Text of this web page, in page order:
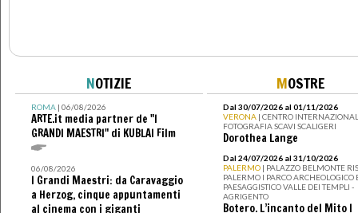
NOTIZIE
ROMA| 06/08/2026
ARTE.it media partner de "I
GRANDI MAESTRI" di KUBLAI Film
06/08/2026
I Grandi Maestri: da Caravaggio
a Herzog, cinque appuntamenti
al cinema con i giganti
MOSTRE
Dal 30/07/2026 al 01/11/2026
VERONA | CENTRO
FOTOGRAFIA SCAVI SCALIGERI
Dorothea Lange
Dal 24/07/2026 al 31/10/2026
PALERMO | PALAZZO BELMONTE
PALERMO I PARCO ARCHEOLOGICO
PAESAGGISTICO VALLE DEI TEMPLI -
AGRIGENTO
Botero. L’incanto del Mito I